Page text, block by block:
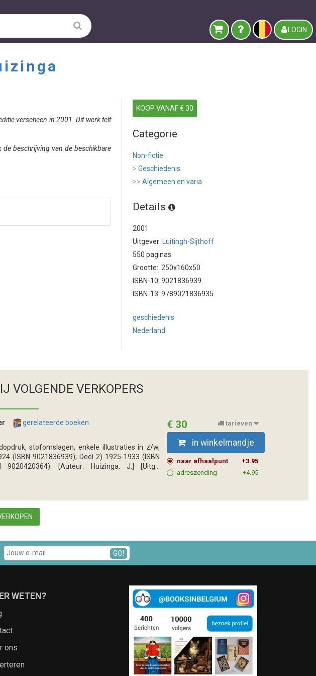
LOGIN
verscheen in 2001. Dit werk telt
beschrijving van de beschikbare
KOOP VANAF € 30
Categorie
Non-fictie
> Geschiedenis
>> Algemeen en varia
Details
2001
Uitgever:
Luitingh-Sijthoff
550 paginas
Grootte: 250x160x50
ISBN-10: 9021836939
ISBN-13: 9789021836935
geschiedenis
Nederland
VOLGENDE VERKOPERS
gerelateerde boeken
stofomslagen, enkele illustraties in z/w,
(ISBN 9021836939); Deel 2) 1925-1933 (ISBN
[Auteur: Huizinga, J.] [Uitg...
€ 30 tarieven
in winkelmandje
naar afhaalpunt
+3.95
adreszending
+4.95
GO!
WETEN?
ons